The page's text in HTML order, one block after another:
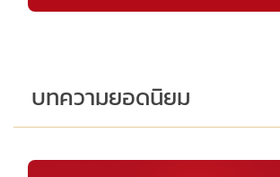
บทความยอดนิยม